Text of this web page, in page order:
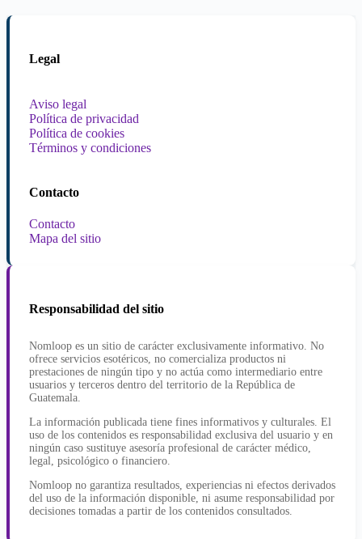
Legal
Aviso legal
Política de privacidad
Política de cookies
Términos y condiciones
Contacto
Contacto
Mapa del sitio
Responsabilidad del sitio
Nomloop es un sitio de carácter exclusivamente informativo. No
ofrece servicios esotéricos, no comercializa productos ni
prestaciones de ningún tipo y no actúa como intermediario entre
usuarios y terceros dentro del territorio de la República de
Guatemala.
La información publicada tiene fines informativos y culturales. El
uso de los contenidos es responsabilidad exclusiva del usuario y en
ningún caso sustituye asesoría profesional de carácter médico,
legal, psicológico o financiero.
Nomloop no garantiza resultados, experiencias ni efectos derivados
del uso de la información disponible, ni asume responsabilidad por
decisiones tomadas a partir de los contenidos consultados.